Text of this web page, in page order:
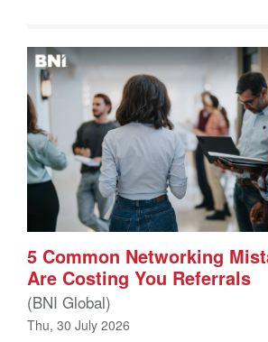
5 Common Networking
Are Costing You Referrals
(BNI Global)
Thu, 30 July 2026